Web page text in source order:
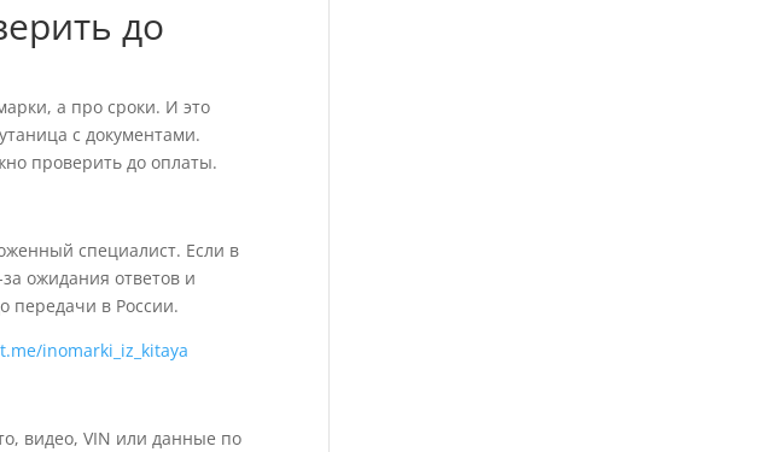
до
а про сроки. И это
с документами.
проверить до оплаты.
специалист. Если в
ожидания ответов и
передачи в России.
inomarki_iz_kitaya
видео, VIN или данные по